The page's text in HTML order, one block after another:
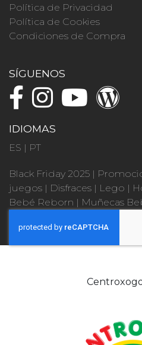
Política de Privacidad
Política de Cookies
Condiciones de Compra
SÍGUENOS
IDIOMAS
ES | PT
Black Friday 2025 |
juegos | Disfraces | Lego |
Bebé Reborn | Muñecas